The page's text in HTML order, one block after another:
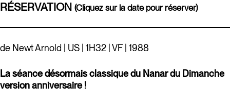
RÉSERVATION (Cliquez sur la date pour réserver)
de Newt Arnold | US | 1H32 | VF | 1988
La séance désormais classique du Nanar du Dimanche
version anniversaire !